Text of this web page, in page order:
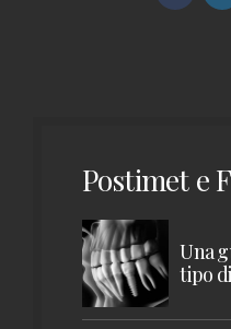
Postimet e
Una
tipo